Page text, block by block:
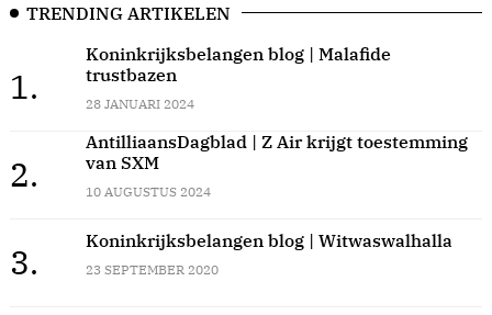
TRENDING ARTIKELEN
1.
Koninkrijksbelangen blog | Malafide
trustbazen
28 JANUARI 2024
2.
AntilliaansDagblad | Z Air krijgt toestemming
van SXM
10 AUGUSTUS 2024
3.
Koninkrijksbelangen blog | Witwaswalhalla
23 SEPTEMBER 2020